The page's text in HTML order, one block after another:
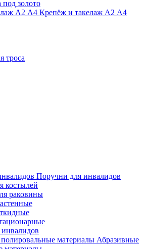
золото
Крепёж и такелаж А2 А4
троса
Поручни для инвалидов
костылей
раковины
инвалидов
Абразивные